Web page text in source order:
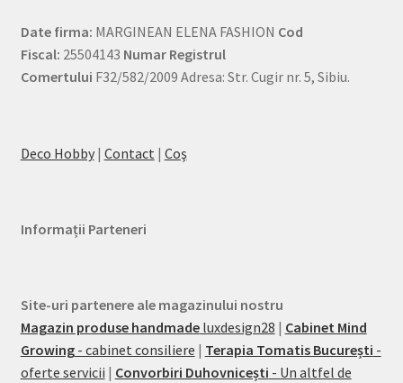
Date firma: MARGINEAN ELENA FASHION Cod
Fiscal: 25504143 Numar Registrul
Comertului F32/582/2009 Adresa: Str. Cugir nr. 5, Sibiu.
Deco Hobby| Contact | Coş
Informații Parteneri
Site-uri partenere ale magazinului nostru
Magazin produse handmadeluxdesign28 | Cabinet Mind
Growing- cabinet consiliere | Terapia Tomatis București -
oferte servicii | Convorbiri Duhovnicești - Un altfel de